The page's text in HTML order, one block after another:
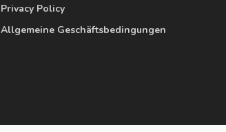
Privacy Policy
Allgemeine Geschäftsbedingungen